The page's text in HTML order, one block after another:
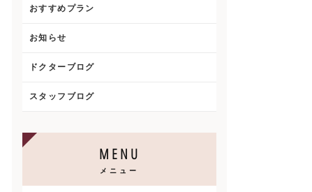
おすすめプラン
お知らせ
ドクターブログ
スタッフブログ
MENU
メニュー